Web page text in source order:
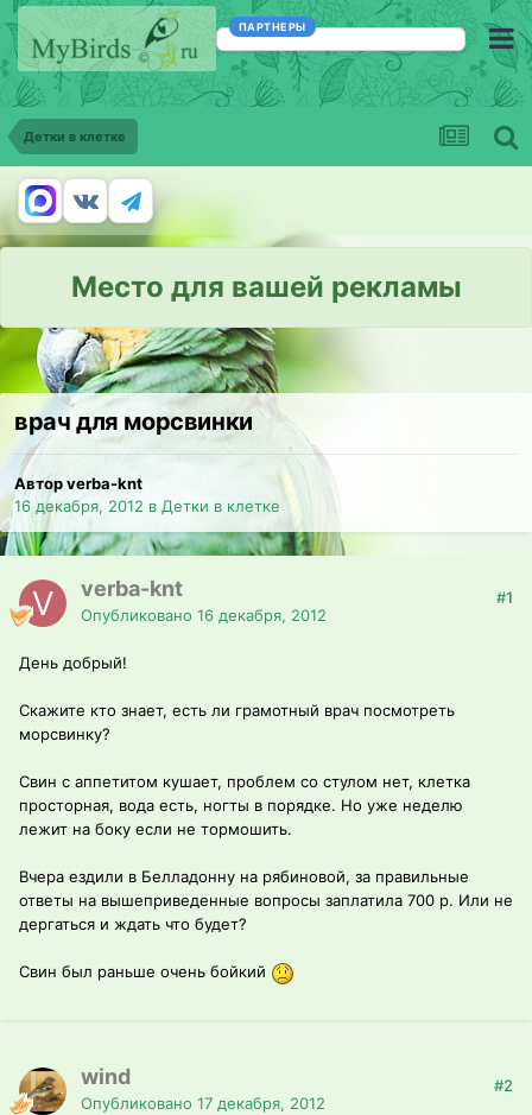
ПАРТНЕРЫ
Детки в клетке
Место для вашей рекламы
врач для морсвинки
Автор verba-knt
16 декабря, 2012 в Детки в клетке
verba-knt
Опубликовано 16 декабря, 2012
#1
День добрый!
Скажите кто знает, есть ли грамотный врач посмотреть
морсвинку?
Свин с аппетитом кушает, проблем со стулом нет, клетка
просторная, вода есть, ногты в порядке. Но уже неделю
лежит на боку если не тормошить.
Вчера ездили в Белладонну на рябиновой, за правильные
ответы на вышеприведенные вопросы заплатила 700 р. Или не
дергаться и ждать что будет?
Свин был раньше очень бойкий
wind
Опубликовано 17 декабря, 2012
#2